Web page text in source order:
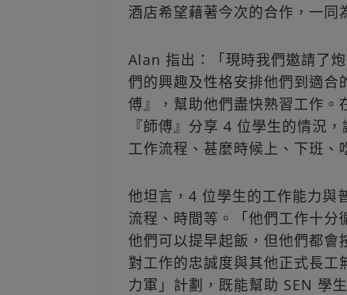
酒店希望藉著今次的合作，一同
Alan 指出：「現時我們邀請了
們的興趣及性格安排他們到適
傅』，幫助他們盡快熟習工作。
『師傅』分享 4 位學生的情況
工作流程、甚麼時候上、下班、
他坦言，4 位學生的工作能力與
流程、時間等。「他們工作十
他們可以提早起飯，但他們都會
對工作的忠誠度與其他正式長
力軍」計劃，既能幫助 SEN 學